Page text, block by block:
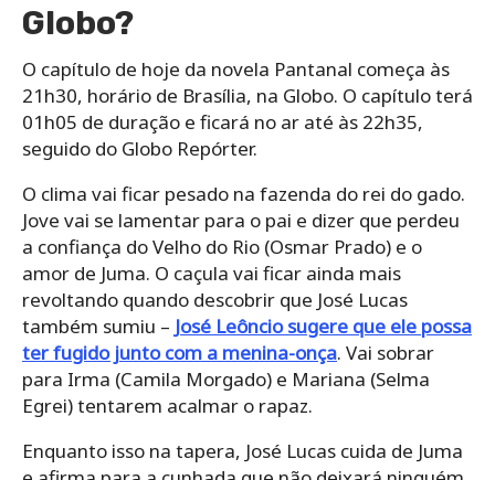
Globo?
O capítulo de hoje da novela Pantanal começa às
21h30, horário de Brasília, na Globo. O capítulo terá
01h05 de duração e ficará no ar até às 22h35,
seguido do Globo Repórter.
O clima vai ficar pesado na fazenda do rei do gado.
Jove vai se lamentar para o pai e dizer que perdeu
a confiança do Velho do Rio (Osmar Prado) e o
amor de Juma. O caçula vai ficar ainda mais
revoltando quando descobrir que José Lucas
também sumiu – José Leôncio sugere que ele possa
ter fugido junto com a menina-onça. Vai sobrar
para Irma (Camila Morgado) e Mariana (Selma
Egrei) tentarem acalmar o rapaz.
Enquanto isso na tapera, José Lucas cuida de Juma